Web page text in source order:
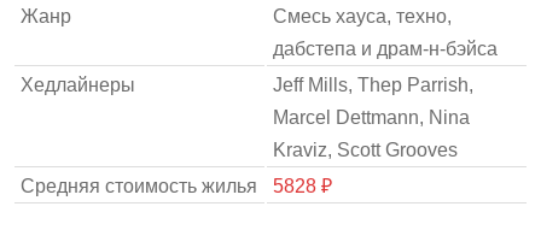
Жанр
Смесь хауса, техно,
дабстепа и драм-н-бэйса
Хедлайнеры
Jeff Mills, Thep Parrish,
Marcel Dettmann, Nina
Kraviz, Scott Grooves
Средняя стоимость жилья
5828 ₽